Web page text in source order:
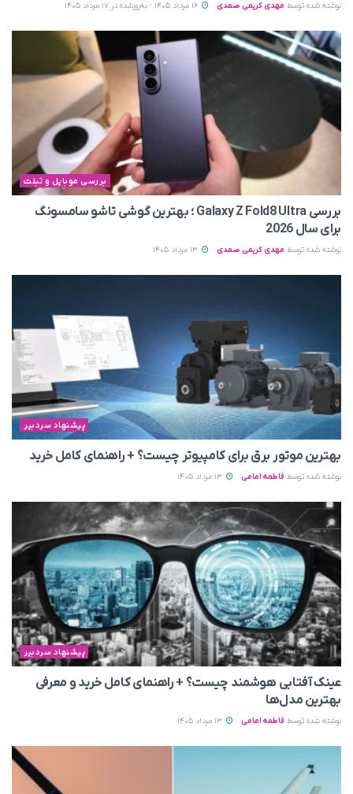
نوشته شده توسط مهدی کریمی صمدی
بررسی موبایل و تبلت
بررسی Galaxy Z Fold8 Ultra ؛ بهترین گوشی تاشو سامسونگ
برای سال 2026
نوشته شده توسط مهدی کریمی صمدی
پیشنهاد سردبیر
بهترین موتور برق برای کامپیوتر چیست؟ + راهنمای کامل خرید
نوشته شده توسط فاطمه امامی
پیشنهاد سردبیر
عینک آفتابی هوشمند چیست؟ + راهنمای کامل خرید و معرفی
بهترین مدل‌ها
نوشته شده توسط فاطمه امامی